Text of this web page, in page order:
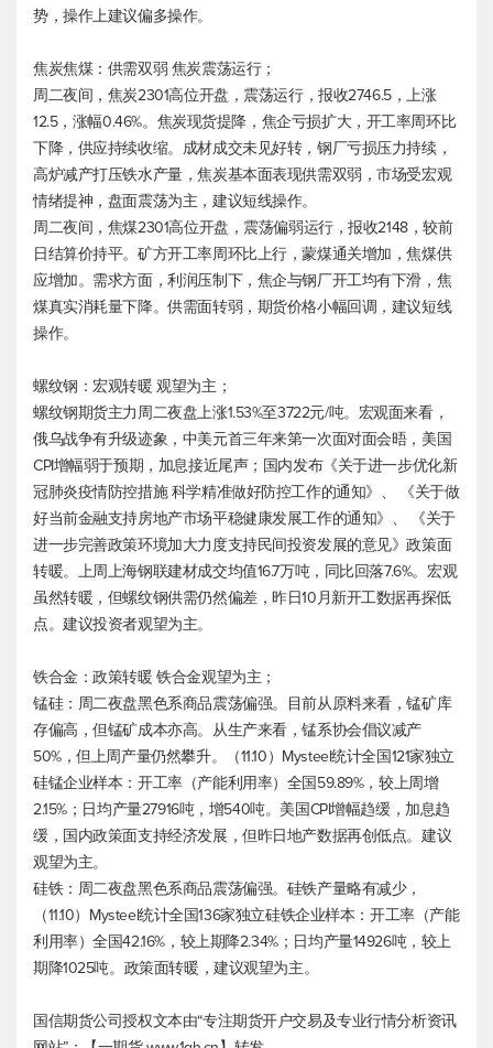
势，操作上建议偏多操作。
焦炭焦煤：供需双弱 焦炭震荡运行；
周二夜间，焦炭2301高位开盘，震荡运行，报收2746.5，上涨
12.5，涨幅0.46%。焦炭现货提降，焦企亏损扩大，开工率周环比
下降，供应持续收缩。成材成交未见好转，钢厂亏损压力持续，
高炉减产打压铁水产量，焦炭基本面表现供需双弱，市场受宏观
情绪提神，盘面震荡为主，建议短线操作。
周二夜间，焦煤2301高位开盘，震荡偏弱运行，报收2148，较前
日结算价持平。矿方开工率周环比上行，蒙煤通关增加，焦煤供
应增加。需求方面，利润压制下，焦企与钢厂开工均有下滑，焦
煤真实消耗量下降。供需面转弱，期货价格小幅回调，建议短线
操作。
螺纹钢：宏观转暖 观望为主；
螺纹钢期货主力周二夜盘上涨1.53%至3722元/吨。宏观面来看，
俄乌战争有升级迹象，中美元首三年来第一次面对面会晤，美国
CPI增幅弱于预期，加息接近尾声；国内发布《关于进一步优化新
冠肺炎疫情防控措施 科学精准做好防控工作的通知》、 《关于做
好当前金融支持房地产市场平稳健康发展工作的通知》、 《关于
进一步完善政策环境加大力度支持民间投资发展的意见》政策面
转暖。上周上海钢联建材成交均值16.7万吨，同比回落7.6%。宏观
虽然转暖，但螺纹钢供需仍然偏差，昨日10月新开工数据再探低
点。建议投资者观望为主。
铁合金：政策转暖 铁合金观望为主；
锰硅：周二夜盘黑色系商品震荡偏强。目前从原料来看，锰矿库
存偏高，但锰矿成本亦高。从生产来看，锰系协会倡议减产
50%，但上周产量仍然攀升。（11.10）Mysteel统计全国121家独立
硅锰企业样本：开工率（产能利用率）全国59.89%，较上周增
2.15%；日均产量27916吨，增540吨。美国CPI增幅趋缓，加息趋
缓，国内政策面支持经济发展，但昨日地产数据再创低点。建议
观望为主。
硅铁：周二夜盘黑色系商品震荡偏强。硅铁产量略有减少，
（11.10）Mysteel统计全国136家独立硅铁企业样本：开工率（产能
利用率）全国42.16%，较上期降2.34%；日均产量14926吨，较上
期降1025吨。政策面转暖，建议观望为主。
国信期货公司授权文本由“专注期货开户交易及专业行情分析资讯